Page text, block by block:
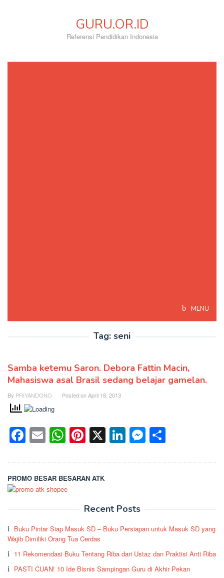
GURU.OR.ID
Referensi Pendidikan Indonesia
MENU
Tag: seni
Samba ketemu Saron. Debora Fattin Macin,
Mahasiswa asal Brasil sedang belajar gamelan.
By PRIYANDONO Posted onApril 18, 2013
Facebook
EmailWhatsApp
Pinterest
X LinkedIn
PROMO BESAR BESARAN ATK
Recent Posts
Buku Pintar Siap Masuk SD – Buku Persiapan untuk Masuk SD yang
Wajib Dimiliki Orang Tua Cerdas
11 Rekomendasi Buku Tentang Riba dari Ustaz dan Praktisi Anti Riba
PASTI CUAN! 10 Ide Bisnis Sampingan Guru di Akhir Pekan